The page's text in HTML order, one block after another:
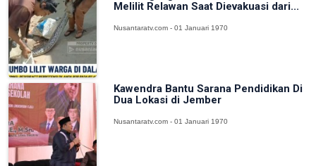
Melilit Relawan Saat Dievakuasi dari...
Nusantaratv.com - 01 Januari 1970
Kawendra Bantu Sarana Pendidikan Di
Dua Lokasi di Jember
Nusantaratv.com - 01 Januari 1970